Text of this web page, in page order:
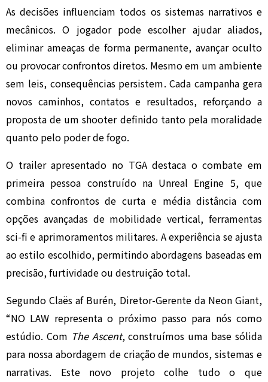
As decisões influenciam todos os sistemas narrativos e
mecânicos. O jogador pode escolher ajudar aliados,
eliminar ameaças de forma permanente, avançar oculto
ou provocar confrontos diretos. Mesmo em um ambiente
sem leis, consequências persistem. Cada campanha gera
novos caminhos, contatos e resultados, reforçando a
proposta de um shooter definido tanto pela moralidade
quanto pelo poder de fogo.
O trailer apresentado no TGA destaca o combate em
primeira pessoa construído na Unreal Engine 5, que
combina confrontos de curta e média distância com
opções avançadas de mobilidade vertical, ferramentas
sci-fi e aprimoramentos militares. A experiência se ajusta
ao estilo escolhido, permitindo abordagens baseadas em
precisão, furtividade ou destruição total.
Segundo Claës af Burén, Diretor-Gerente da Neon Giant,
“NO LAW representa o próximo passo para nós como
estúdio. Com The Ascent, construímos uma base sólida
para nossa abordagem de criação de mundos, sistemas e
narrativas. Este novo projeto colhe tudo o que